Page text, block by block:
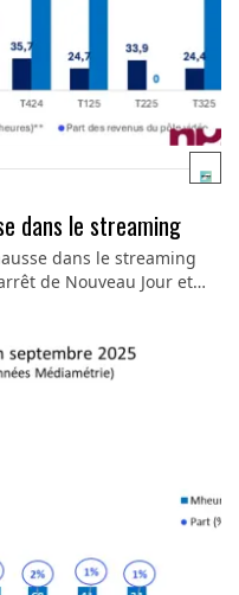
dans le streaming
dans le streaming
de Nouveau Jour et…